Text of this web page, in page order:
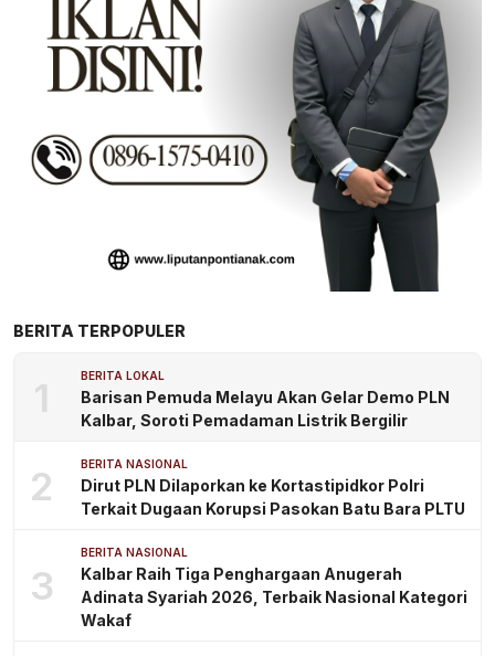
BERITA TERPOPULER
1 BERITA LOKAL
Barisan Pemuda Melayu Akan Gelar Demo PLN
Kalbar, Soroti Pemadaman Listrik Bergilir
2 BERITA NASIONAL
Dirut PLN Dilaporkan ke Kortastipidkor Polri
Terkait Dugaan Korupsi Pasokan Batu Bara PLTU
3
BERITA NASIONAL
Kalbar Raih Tiga Penghargaan Anugerah
Adinata Syariah 2026, Terbaik Nasional Kategori
Wakaf